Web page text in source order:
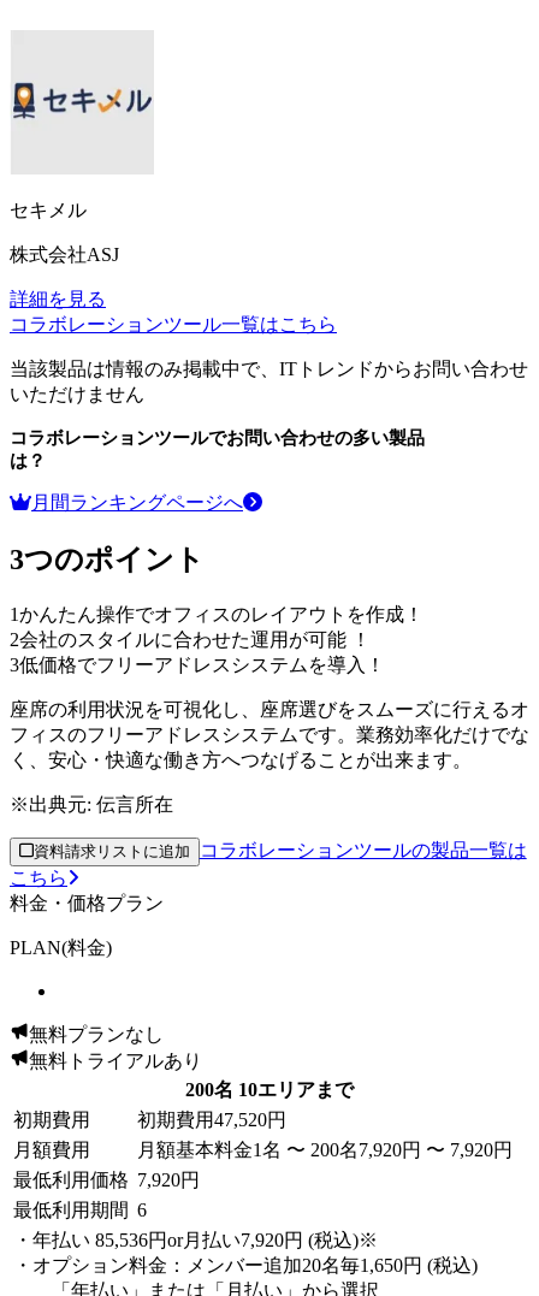
セキメル
株式会社ASJ
詳細を見る
コラボレーションツール一覧はこちら
当該製品は情報のみ掲載中で、ITトレンドからお問い合わせ
いただけません
コラボレーションツールでお問い合わせの多い製品
は？
月間ランキングページへ
3つのポイント
1かんたん操作でオフィスのレイアウトを作成！
2会社のスタイルに合わせた運用が可能 ！
3低価格でフリーアドレスシステムを導入！
座席の利用状況を可視化し、座席選びをスムーズに行えるオ
フィスのフリーアドレスシステムです。業務効率化だけでな
く、安心・快適な働き方へつなげることが出来ます。
※出典元: 伝言所在
資料請求リストに追加
コラボレーションツールの製品一覧は
こちら
料金・価格プラン
PLAN(料金)
無料プランなし
無料トライアルあり
200名 10エリアまで
初期費用
初期費用47,520円
月額費用
月額基本料金1名 〜 200名7,920円 〜 7,920円
最低利用価格 7,920円
最低利用期間 6
・年払い 85,536円or月払い7,920円 (税込)※
・オプション料金：メンバー追加20名毎1,650円 (税込)
「年払い」または「月払い」から選択